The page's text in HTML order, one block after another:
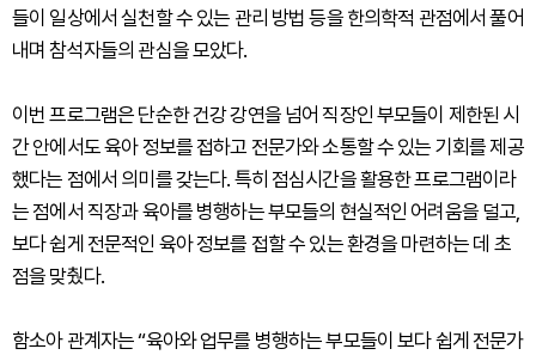
들이 일상에서 실천할 수 있는 관리 방법 등을 한의학적 관점에서 풀어
내며 참석자들의 관심을 모았다.
이번 프로그램은 단순한 건강 강연을 넘어 직장인 부모들이 제한된 시
간 안에서도 육아 정보를 접하고 전문가와 소통할 수 있는 기회를 제공
했다는 점에서 의미를 갖는다. 특히 점심시간을 활용한 프로그램이라
는 점에서 직장과 육아를 병행하는 부모들의 현실적인 어려움을 덜고,
보다 쉽게 전문적인 육아 정보를 접할 수 있는 환경을 마련하는 데 초
점을 맞췄다.
함소아 관계자는 “육아와 업무를 병행하는 부모들이 보다 쉽게 전문가